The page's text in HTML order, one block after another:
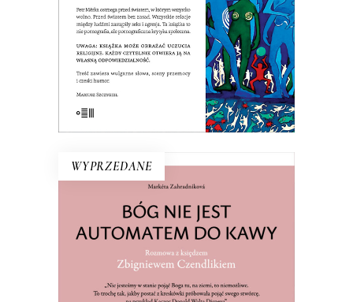
E-BOOK DO KOSZYKA
czeskich czytelników!
WYPRZEDANE
BÓG NIE JEST AUTOMATEM DO
KAWY. ROZMOWA Z KSIĘDZEM
ZBIGNIEWEM CZENDLIKIEM